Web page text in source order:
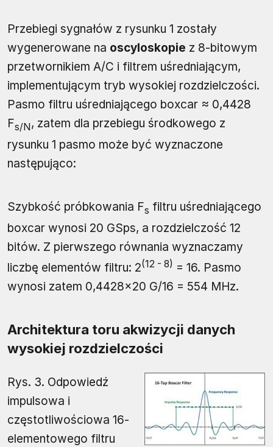
Przebiegi sygnałów z rysunku 1 zostały
wygenerowane na oscyloskopie z 8-bitowym
przetwornikiem A/C i filtrem uśredniającym,
implementującym tryb wysokiej rozdzielczości.
Pasmo filtru uśredniającego boxcar ≈ 0,4428
Fs/N , zatem dla przebiegu środkowego z
rysunku 1 pasmo może być wyznaczone
następująco:
Szybkość próbkowania Fs filtru uśredniającego
boxcar wynosi 20 GSps, a rozdzielczość 12
bitów. Z pierwszego równania wyznaczamy
liczbę elementów filtru: 2(12 - 8) = 16. Pasmo
wynosi zatem 0,4428×20 G/16 = 554 MHz.
Architektura toru akwizycji danych
wysokiej rozdzielczości
Rys. 3. Odpowiedź
impulsowa i
częstotliwościowa 16-
elementowego filtru